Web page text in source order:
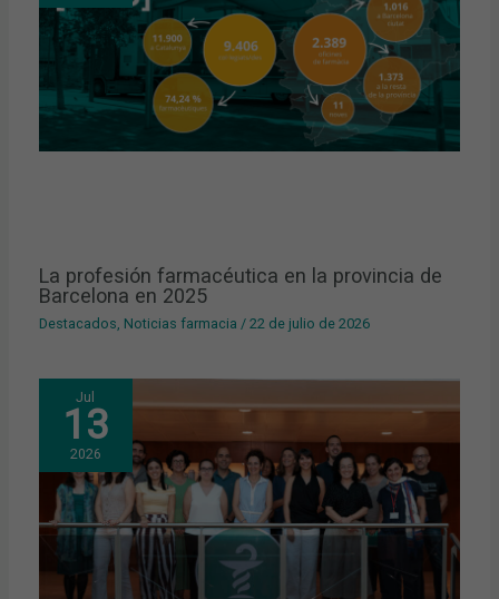
La profesión farmacéutica en la provincia de
Barcelona en 2025
Destacados Noticias farmacia /22 de julio de 2026
Jul
13
2026